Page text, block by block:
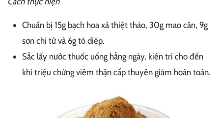
Chuẩn bị 15g bạch hoa xà thiệt thảo, 30g mao cân, 9g
sơn chi tử và 6g tô diệp.
Sắc lấy nước thuốc uống hằng ngày, kiên trì cho đến
khi triệu chứng viêm thận cấp thuyên giảm hoàn toàn.